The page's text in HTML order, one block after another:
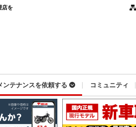
店を
ンテナンスを依頼する コミュニティ